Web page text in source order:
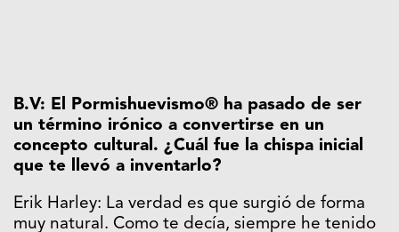
B.V: El Pormishuevismo® ha pasado de ser
un término irónico a convertirse en un
concepto cultural. ¿Cuál fue la chispa inicial
que te llevó a inventarlo?
Erik Harley: La verdad es que surgió de forma
muy natural. Como te decía, siempre he tenido